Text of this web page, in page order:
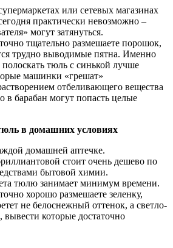
или сетевых магазинах
практически невозможно –
могут затянуться.
тщательно размешаете порошок,
трудно выводимые пятна. Именно
тюль с синькой лучше
машинки «грешат»
отбеливающего вещества
в барабан могут попасть целые
в домашних условиях
домашней аптечке.
стоит очень дешево по
бытовой химии.
тюлю занимает минимум времени.
хорошо размешаете зеленку,
не белоснежный оттенок, а светло-
вывести которые достаточно